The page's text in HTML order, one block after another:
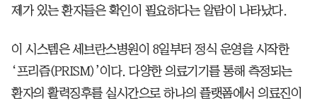
제가 있는 환자들은 확인이 필요하다는 알람이 나타났다.
이 시스템은 세브란스병원이 8일부터 정식 운영을 시작한
‘프리즘(PRISM)’이다. 다양한 의료기기를 통해 측정되는
환자의 활력징후를 실시간으로 하나의 플랫폼에서 의료진이